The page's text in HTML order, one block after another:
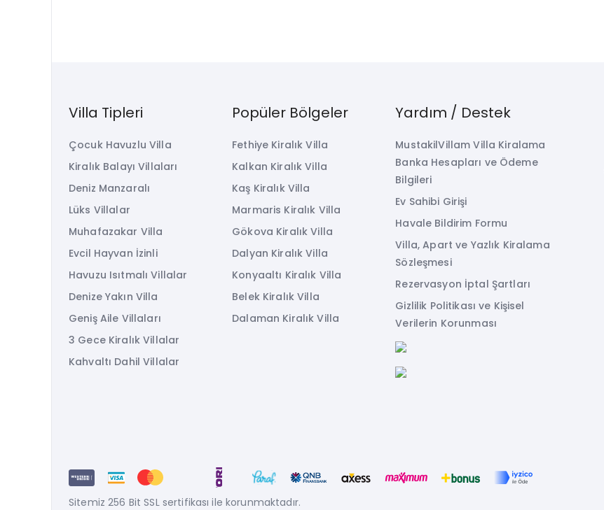
Villa Tipleri
Çocuk Havuzlu Villa
Kiralık Balayı Villaları
Deniz Manzaralı
Lüks Villalar
Muhafazakar Villa
Evcil Hayvan İzinli
Havuzu Isıtmalı Villalar
Denize Yakın Villa
Geniş Aile Villaları
3 Gece Kiralık Villalar
Kahvaltı Dahil Villalar
Popüler Bölgeler
Fethiye Kiralık Villa
Kalkan Kiralık Villa
Kaş Kiralık Villa
Marmaris Kiralık Villa
Gökova Kiralık Villa
Dalyan Kiralık Villa
Konyaaltı Kiralık Villa
Belek Kiralık Villa
Dalaman Kiralık Villa
Yardım / Destek
MustakilVillam Villa Kiralama
Banka Hesapları ve Ödeme
Bilgileri
Ev Sahibi Girişi
Havale Bildirim Formu
Villa, Apart ve Yazlık Kiralama
Sözleşmesi
Rezervasyon İptal Şartları
Gizlilik Politikası ve Kişisel
Verilerin Korunması
Sitemiz 256 Bit SSL sertifikası ile korunmaktadır.